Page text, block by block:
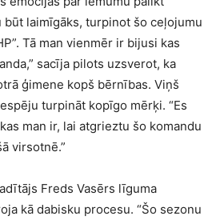
būt laimīgāks, turpinot šo ceļojumu
Tā man vienmēr ir bijusi kas
sacīja pilots uzsverot, ka
ģimene kopš bērnības. Viņš
turpināt kopīgo mērķi. “Es
man ir, lai atgrieztu šo komandu
virsotnē.”
Freds Vasērs līguma
kā dabisku procesu. “Šo sezonu